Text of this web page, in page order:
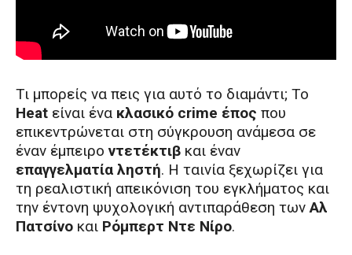
Τι μπορείς να πεις για αυτό το διαμάντι; Το
Heat είναι ένα κλασικό crime έπος που
επικεντρώνεται στη σύγκρουση ανάμεσα σε
έναν έμπειρο ντετέκτιβ και έναν
επαγγελματία ληστή. Η ταινία ξεχωρίζει για
τη ρεαλιστική απεικόνιση του εγκλήματος και
την έντονη ψυχολογική αντιπαράθεση των Αλ
Πατσίνο και Ρόμπερτ Ντε Νίρο.